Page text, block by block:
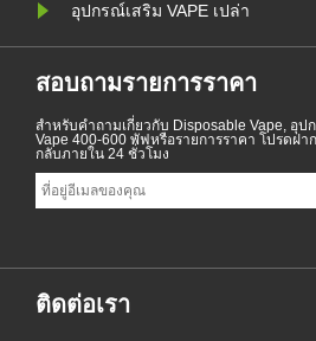
อุปกรณ์เสริม VAPE เปล่า
สอบถามรายการราคา
สำหรับคำถามเกี่ยวกับ Disposable Vape, อุ
Vape 400-600 พัฟหรือรายการราคา โปรดฝา
กลับภายใน 24 ชั่วโมง
ติดต่อเรา